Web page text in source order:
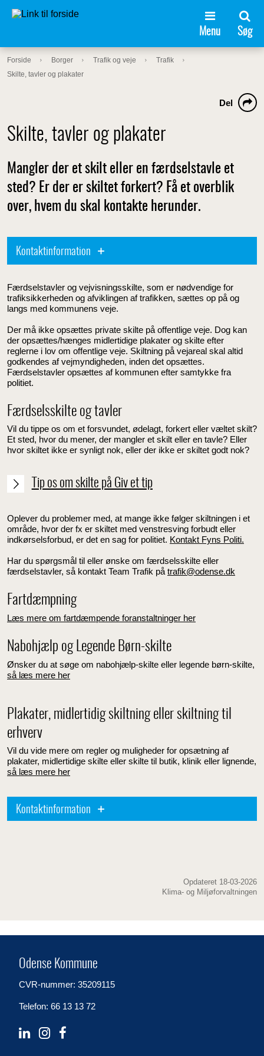
Menu Søg
Forside Borger Trafik og veje
Trafik
Skilte, tavler og plakater
Skilte, tavler og plakater
Del
Mangler der et skilt eller en færdselstavle et
sted? Er der er skiltet forkert? Få et overblik
over, hvem du skal kontakte herunder.
Kontaktinformation
Færdselstavler og vejvisningsskilte, som er nødvendige for
trafiksikkerheden og afviklingen af trafikken, sættes op på og
langs med kommunens veje.
Der må ikke opsættes private skilte på offentlige veje. Dog kan
der opsættes/hænges midlertidige plakater og skilte efter
reglerne i lov om offentlige veje. Skiltning på vejareal skal altid
godkendes af vejmyndigheden, inden det opsættes.
Færdselstavler opsættes af kommunen efter samtykke fra
politiet.
Færdselsskilte og tavler
Vil du tippe os om et forsvundet, ødelagt, forkert eller væltet skilt?
Et sted, hvor du mener, der mangler et skilt eller en tavle? Eller
hvor skiltet ikke er synligt nok, eller der ikke er skiltet godt nok?
Tip os om skilte på Giv et tip
Oplever du problemer med, at mange ikke følger skiltningen i et
område, hvor der fx er skiltet med venstresving forbudt eller
indkørselsforbud, er det en sag for politiet. Kontakt Fyns Politi.
Har du spørgsmål til eller ønske om færdselsskilte eller
færdselstavler, så kontakt Team Trafik på trafik@odense.dk
Fartdæmpning
Læs mere om fartdæmpende foranstaltninger her
Nabohjælp og Legende Børn-skilte
Ønsker du at søge om nabohjælp-skilte eller legende børn-skilte,
så læs mere her
Plakater, midlertidig skiltning eller skiltning til
erhverv
Vil du vide mere om regler og muligheder for opsætning af
plakater, midlertidige skilte eller skilte til butik, klinik eller lignende,
så læs mere her
Kontaktinformation
Opdateret 18-03-2026
Klima- og Miljøforvaltningen
Odense Kommune
CVR-nummer: 35209115
Telefon: 66 13 13 72